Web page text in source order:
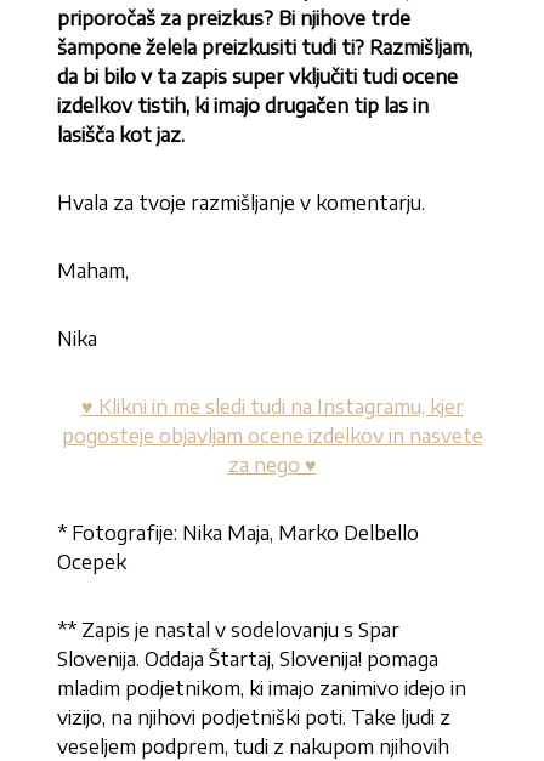
priporočaš za preizkus? Bi njihove trde
šampone želela preizkusiti tudi ti? Razmišljam,
da bi bilo v ta zapis super vključiti tudi ocene
izdelkov tistih, ki imajo drugačen tip las in
lasišča kot jaz.
Hvala za tvoje razmišljanje v komentarju.
Maham,
Nika
♥ Klikni in me sledi tudi na Instagramu, kjer
pogosteje objavljam ocene izdelkov in nasvete
za nego ♥
* Fotografije: Nika Maja, Marko Delbello
Ocepek
** Zapis je nastal v sodelovanju s Spar
Slovenija. Oddaja Štartaj, Slovenija! pomaga
mladim podjetnikom, ki imajo zanimivo idejo in
vizijo, na njihovi podjetniški poti. Take ljudi z
veseljem podprem, tudi z nakupom njihovih